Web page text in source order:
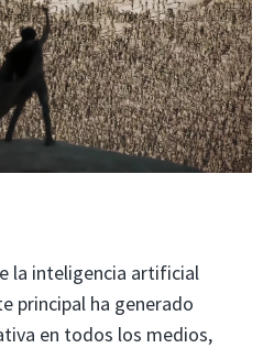
la inteligencia artificial
principal ha generado
en todos los medios,